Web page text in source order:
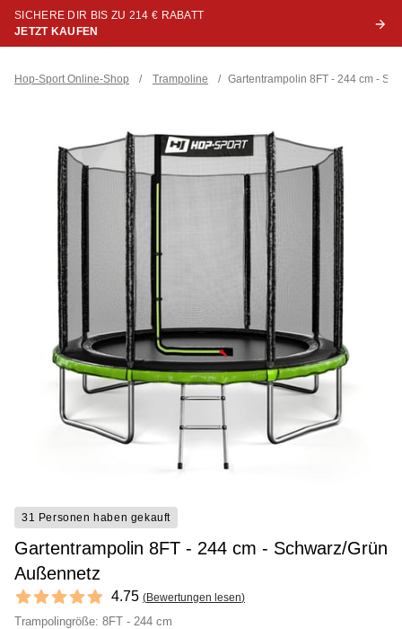
SICHERE DIR BIS ZU 214 € RABATT
JETZT KAUFEN
Hop-Sport Online-Shop / Trampoline / Gartentrampolin 8FT - 244 cm -
31 Personen haben gekauft
Gartentrampolin 8FT - 244 cm - Schwarz/Grün
Außennetz
Reviews
4.75 out of 5 stars 4.75 (Bewertungen lesen)
Trampolingröße: 8FT - 244 cm